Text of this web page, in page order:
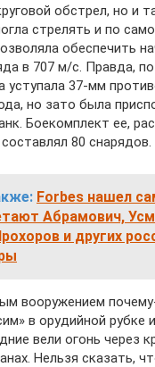
обстрел, но и
стрелять и по
обеспечить
в 707 м/с. Правда,
уступала 37-мм
но зато была
Боекомплект ее,
80 снарядов.
Forbes нашел
Абрамович,
и других
вооружением
в орудийной рубке
вели огонь через
Нельзя сказать,